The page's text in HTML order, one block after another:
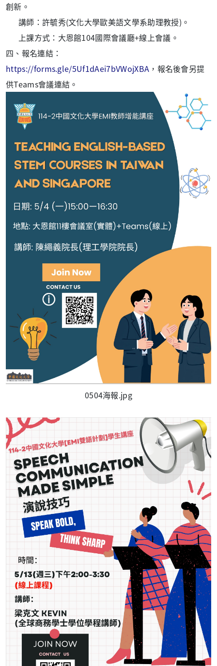
創新。
講師：許毓秀(文化大學歐美語文學系助理教授)。
上課方式：大恩館104國際會議廳+線上會議。
四、報名連結：
https://forms.gle/5Uf1dAei7bVWojXBA ，報名後會另提
供Teams會議連結。
0504海報.jpg